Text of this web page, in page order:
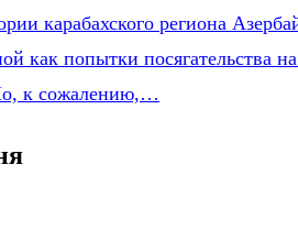
карабахского региона
как попытки посягательства
к сожалению,…